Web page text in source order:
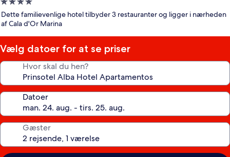
4.0-
stjernet
overnatningssted
Dette familievenlige hotel tilbyder 3 restauranter og ligger i nærheden
af Cala d'Or Marina
Vælg datoer for at se priser
Hvor skal du hen?
Datoer
Gæster